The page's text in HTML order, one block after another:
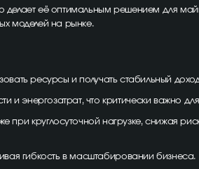
делает её оптимальным решением для
моделей на рынке.
ресурсы и получать стабильный
и энергозатрат, что критически важно
при круглосуточной нагрузке, снижая
гибкость в масштабировании бизнеса.